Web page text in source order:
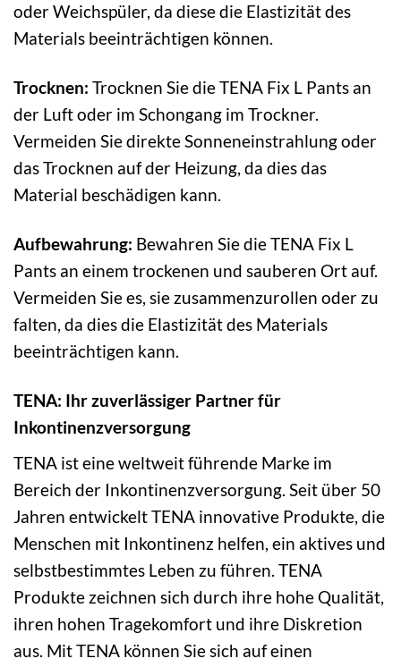
oder Weichspüler, da diese die Elastizität des
Materials beeinträchtigen können.
Trocknen: Trocknen Sie die TENA Fix L Pants an
der Luft oder im Schongang im Trockner.
Vermeiden Sie direkte Sonneneinstrahlung oder
das Trocknen auf der Heizung, da dies das
Material beschädigen kann.
Aufbewahrung: Bewahren Sie die TENA Fix L
Pants an einem trockenen und sauberen Ort auf.
Vermeiden Sie es, sie zusammenzurollen oder zu
falten, da dies die Elastizität des Materials
beeinträchtigen kann.
TENA: Ihr zuverlässiger Partner für
Inkontinenzversorgung
TENA ist eine weltweit führende Marke im
Bereich der Inkontinenzversorgung. Seit über 50
Jahren entwickelt TENA innovative Produkte, die
Menschen mit Inkontinenz helfen, ein aktives und
selbstbestimmtes Leben zu führen. TENA
Produkte zeichnen sich durch ihre hohe Qualität,
ihren hohen Tragekomfort und ihre Diskretion
aus. Mit TENA können Sie sich auf einen